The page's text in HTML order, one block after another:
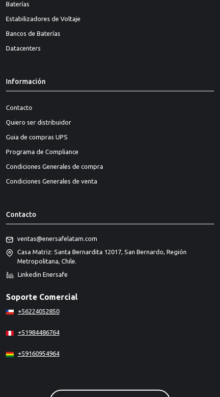
Baterías
Estabilizadores de Voltaje
Bancos de Baterías
Datacenters
Información
Contacto
Quiero ser distribuidor
Guia de compras UPS
Programa de Compliance
Condiciones Generales de compra
Condiciones Generales de venta
Contacto
ventas@enersafelatam.com
Casa Matriz: Santa Bernardita 12017, San Bernardo, Región
Metropolitana, Chile.
Linkedin Enersafe
Soporte Comercial
+56224052850
+51984486764
+59160954964